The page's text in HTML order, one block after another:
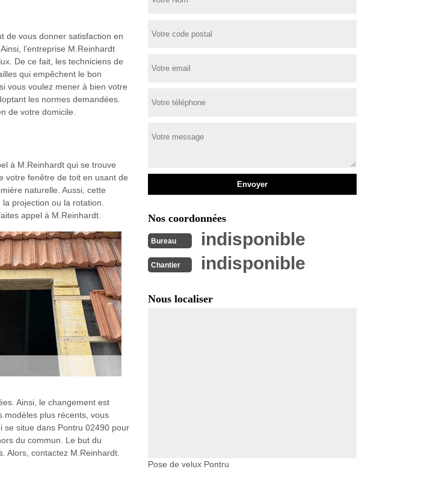
de vous donner satisfaction en
l’entreprise M.Reinhardt
De ce fait, les techniciens de
qui empêchent le bon
vous voulez mener à bien votre
les normes demandées.
de votre domicile.
à M.Reinhardt qui se trouve
votre fenêtre de toit en usant de
naturelle. Aussi, cette
projection ou la rotation.
appel à M.Reinhardt.
Ainsi, le changement est
modèles plus récents, vous
se situe dans Pontru 02490 pour
du commun. Le but du
Alors, contactez M.Reinhardt.
Nos coordonnées
Bureau indisponible
Chantier indisponible
Nous localiser
Pose de velux Pontru